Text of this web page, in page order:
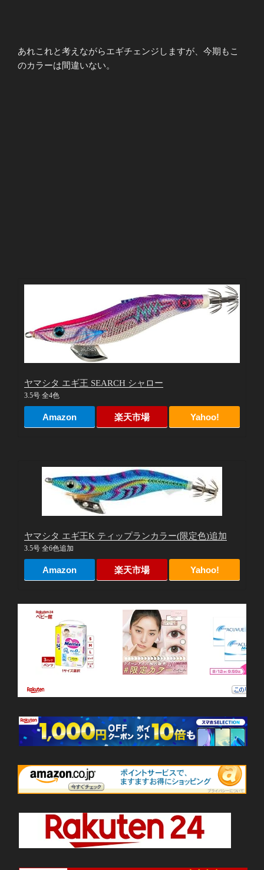
あれこれと考えながらエギチェンジしますが、今期もこ
のカラーは間違いない。
ヤマシタ エギ王 SEARCH シャロー
3.5号 全4色
Amazon 楽天市場 Yahoo!
ヤマシタ エギ王K ティップランカラー(限定色)追加
3.5号 全6色追加
Amazon 楽天市場 Yahoo!